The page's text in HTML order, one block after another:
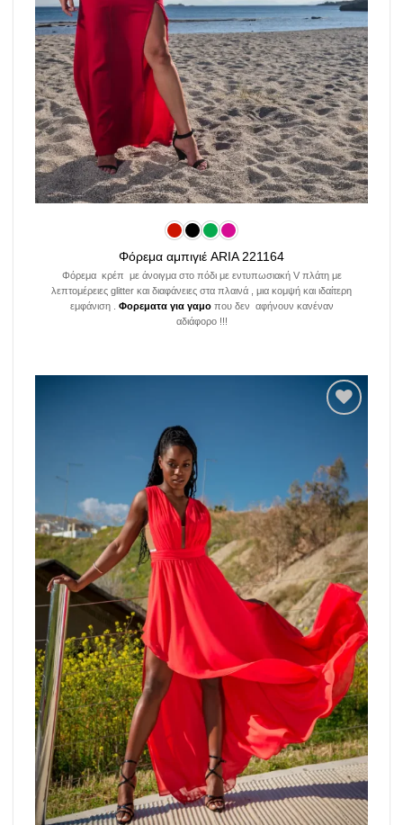
Φόρεμα αμπιγιέ ARIA 221164
Φόρεμα κρέπ με άνοιγμα στο πόδι με εντυπωσιακή V πλάτη με
λεπτομέρειες glitter και διαφάνειες στα πλαινά , μια κομψή και ιδαίτερη
εμφάνιση . Φορεματα για γαμοπου δεν αφήνουν κανέναν
αδιάφορο !!!